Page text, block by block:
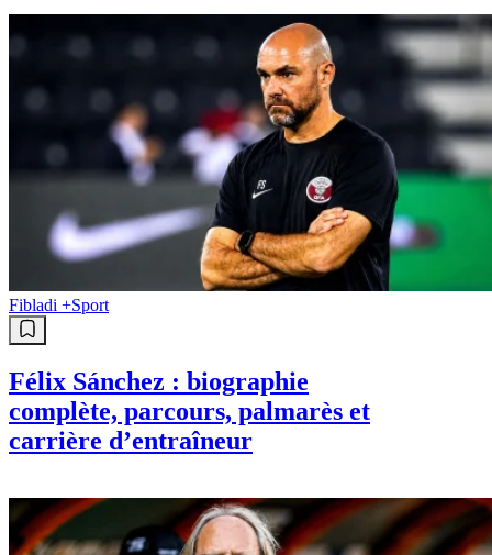
Fibladi +Sport
Félix Sánchez : biographie
complète, parcours, palmarès et
carrière d’entraîneur